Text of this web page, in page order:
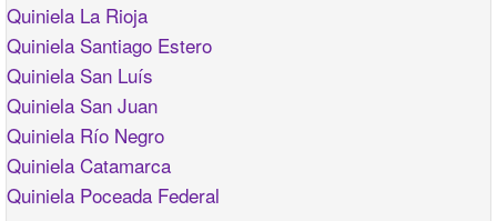
Quiniela La Rioja
Quiniela Santiago Estero
Quiniela San Luís
Quiniela San Juan
Quiniela Río Negro
Quiniela Catamarca
Quiniela Poceada Federal